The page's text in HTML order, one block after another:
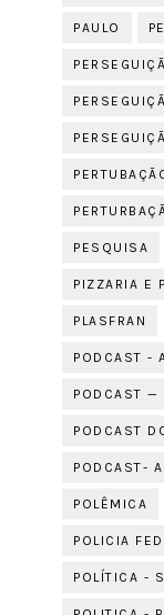
PAULO
PESQUISA
PIZZARIA E
PLASFRAN
PODCAST -
PODCAST —
PODCAST
PODCAST-
POLÊMICA
POLICIA
POLÍTICA -